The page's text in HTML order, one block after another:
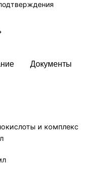
Документы
и комплекс